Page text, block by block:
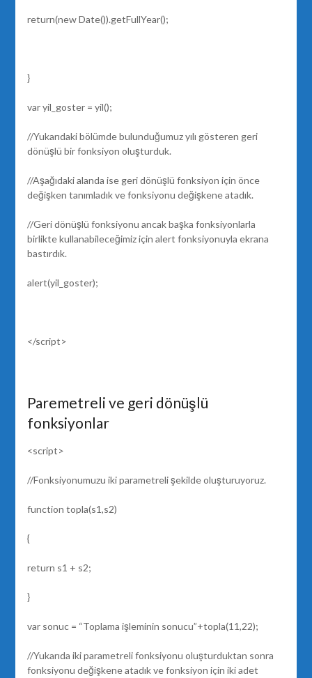
return(new Date()).getFullYear();
}
var yil_goster = yil();
//Yukarıdaki bölümde bulunduğumuz yılı gösteren geri
dönüşlü bir fonksiyon oluşturduk.
//Aşağıdaki alanda ise geri dönüşlü fonksiyon için önce
değişken tanımladık ve fonksiyonu değişkene atadık.
//Geri dönüşlü fonksiyonu ancak başka fonksiyonlarla
birlikte kullanabileceğimiz için alert fonksiyonuyla ekrana
bastırdık.
alert(yil_goster);
</script>
Paremetreli ve geri dönüşlü
fonksiyonlar
<script>
//Fonksiyonumuzu iki parametreli şekilde oluşturuyoruz.
function topla(s1,s2)
{
return s1 + s2;
}
var sonuc = “Toplama işleminin sonucu”+topla(11,22);
//Yukarıda iki parametreli fonksiyonu oluşturduktan sonra
fonksiyonu değişkene atadık ve fonksiyon için iki adet